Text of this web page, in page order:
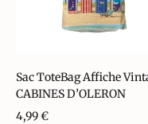
Sac ToteBag Affiche
CABINES D’OLERON
4,99€